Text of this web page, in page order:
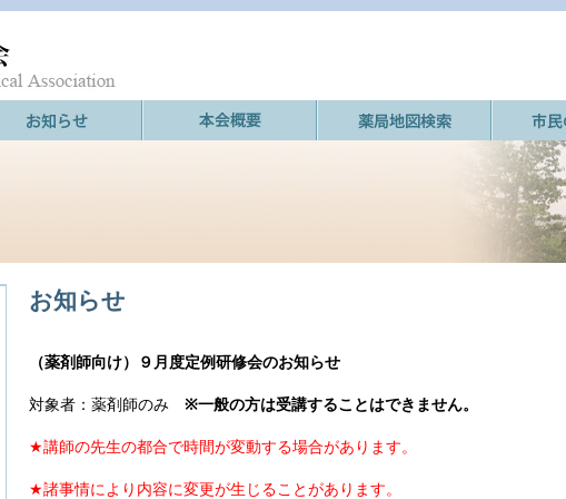
お知らせ
（薬剤師向け）９月度定例研修会のお知らせ
対象者：薬剤師のみ ※一般の方は受講することはできません。
★講師の先生の都合で時間が変動する場合があります。
★諸事情により内容に変更が生じることがあります。